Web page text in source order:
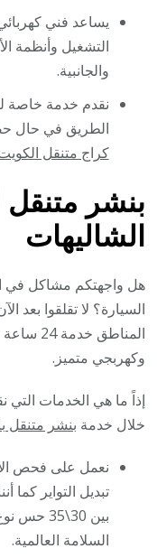
يساعد فني
التشغيل وأنظمة
والجانبية.
نقدم خدمة خاصة
الطريق في حال
كراج متنقل
بنشر متنقل
الشاليهات
هل واجهتكم مشاكل في
السيارة؟ لا تقلقوا بعد
وكهربجي متميز.
إذاً ما هي الخدمات
خلال خدمة بنشر متنقل
نعمل على فحص
تبديل التواير كما
بين
السلامة العالمية.